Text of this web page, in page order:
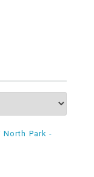
North Park -